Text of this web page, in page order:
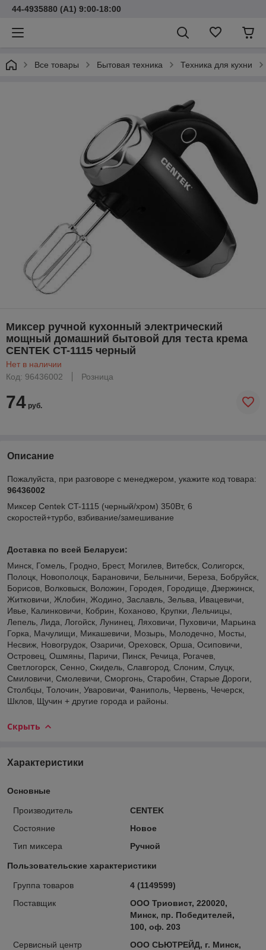
44-4935880 (A1) 9:00-18:00
Все товары Бытовая техника Техника для кухни
Миксер ручной кухонный электрический
мощный домашний бытовой для теста крема
CENTEK CT-1115 черный
Нет в наличии
Код: 96436002
Розница
74 руб.
Описание
Пожалуйста, при разговоре с менеджером, укажите код товара:
96436002
Миксер Centek CT-1115 (черный/хром) 350Вт, 6
скоростей+турбо, взбивание/замешивание
Доставка по всей Беларуси:
Минск, Гомель, Гродно, Брест, Могилев, Витебск, Солигорск,
Полоцк, Новополоцк, Барановичи, Белыничи, Береза, Бобруйск,
Борисов, Волковыск, Воложин, Городея, Городище, Дзержинск,
Житковичи, Жлобин, Жодино, Заславль, Зельва, Ивацевичи,
Ивье, Калинковичи, Кобрин, Коханово, Крупки, Лельчицы,
Лепель, Лида, Логойск, Лунинец, Ляховичи, Пуховичи, Марьина
Горка, Мачулищи, Микашевичи, Мозырь, Молодечно, Мосты,
Несвиж, Новогрудок, Озаричи, Ореховск, Орша, Осиповичи,
Островец, Ошмяны, Паричи, Пинск, Речица, Рогачев,
Светлогорск, Сенно, Скидель, Славгород, Слоним, Слуцк,
Смиловичи, Смолевичи, Сморгонь, Старобин, Старые Дороги,
Столбцы, Толочин, Уваровичи, Фаниполь, Червень, Чечерск,
Шклов, Щучин + другие города и районы.
Скрыть
Характеристики
Основные
Производитель
CENTEK
Состояние
Новое
Тип миксера
Ручной
Пользовательские характеристики
Группа товаров
4 (1149599)
Поставщик
ООО Триовист, 220020,
Минск, пр. Победителей,
100, оф. 203
Сервисный центр
ООО СЬЮТРЕЙД, г. Минск,